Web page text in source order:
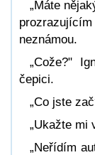
„Máte
neznámou.
„Cože?"
čepici.
„Co jste
„Ukažte mi
„Neřídím